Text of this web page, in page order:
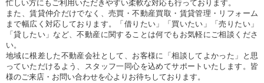
忙しい方にもご利用いただきやすい柔軟な対応も行っております。
また、賃貸仲介だけでなく、売買・不動産買取・賃貸管理・リフォーム
まで幅広く対応しております。「借りたい」「買いたい」「売りたい」
「貸したい」など、不動産に関することは何でもお気軽にご相談くださ
い。
地域に根差した不動産会社として、お客様に「相談してよかった」と思
っていただけるよう、スタッフ一同心を込めてサポートいたします。皆
様のご来店・お問い合わせを心よりお待ちしております。